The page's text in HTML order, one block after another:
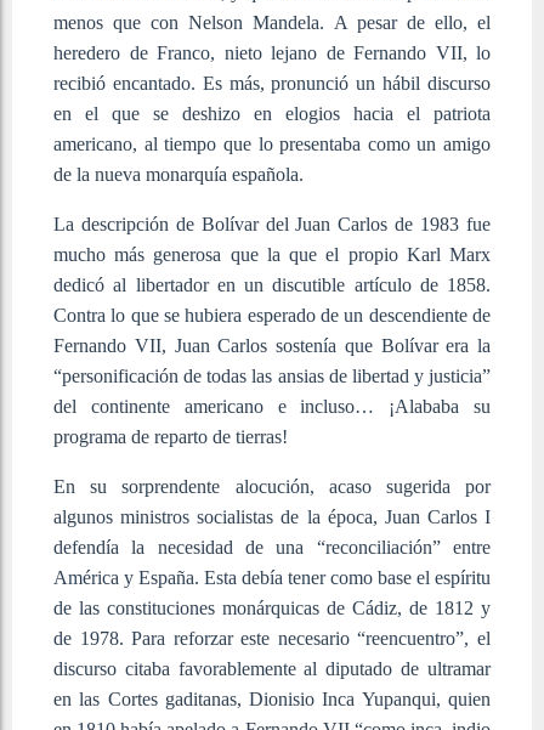
menos que con Nelson Mandela. A pesar de ello, el
heredero de Franco, nieto lejano de Fernando VII, lo
recibió encantado. Es más, pronunció un hábil discurso
en el que se deshizo en elogios hacia el patriota
americano, al tiempo que lo presentaba como un amigo
de la nueva monarquía española.
La descripción de Bolívar del Juan Carlos de 1983 fue
mucho más generosa que la que el propio Karl Marx
dedicó al libertador en un discutible artículo de 1858.
Contra lo que se hubiera esperado de un descendiente de
Fernando VII, Juan Carlos sostenía que Bolívar era la
“personificación de todas las ansias de libertad y justicia”
del continente americano e incluso… ¡Alababa su
programa de reparto de tierras!
En su sorprendente alocución, acaso sugerida por
algunos ministros socialistas de la época, Juan Carlos I
defendía la necesidad de una “reconciliación” entre
América y España. Esta debía tener como base el espíritu
de las constituciones monárquicas de Cádiz, de 1812 y
de 1978. Para reforzar este necesario “reencuentro”, el
discurso citaba favorablemente al diputado de ultramar
en las Cortes gaditanas, Dionisio Inca Yupanqui, quien